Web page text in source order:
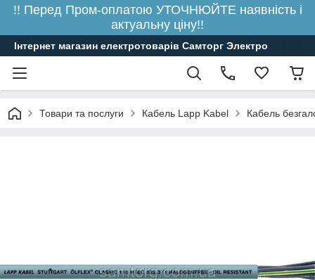
!! Перед Пром-оплатою УТОЧНЮЙТЕ наявність і
актуальну ціну!!
Інтернет магазин електротоварів Самторг Электро
Товари та послуги Кабель Lapp Kabel Кабель